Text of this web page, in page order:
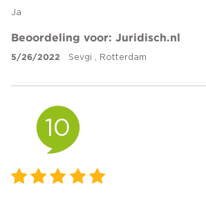
Ja
Beoordeling voor: Juridisch.nl
5/26/2022 Sevgi , Rotterdam
10